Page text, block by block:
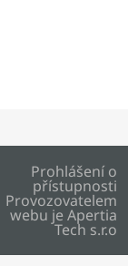
Prohlášení o
přístupnosti
Provozovatelem
webu je Apertia
Tech s.r.o